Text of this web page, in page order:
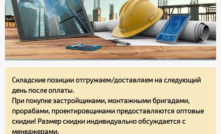
Складские позиции отгружаем/доставляем на следующий
день после оплаты.
При покупке застройщиками, монтажными бригадами,
прорабами, проектировщиками предоставляются оптовые
скидки! Размер скидки индивидуально обсуждается с
менеджерами.